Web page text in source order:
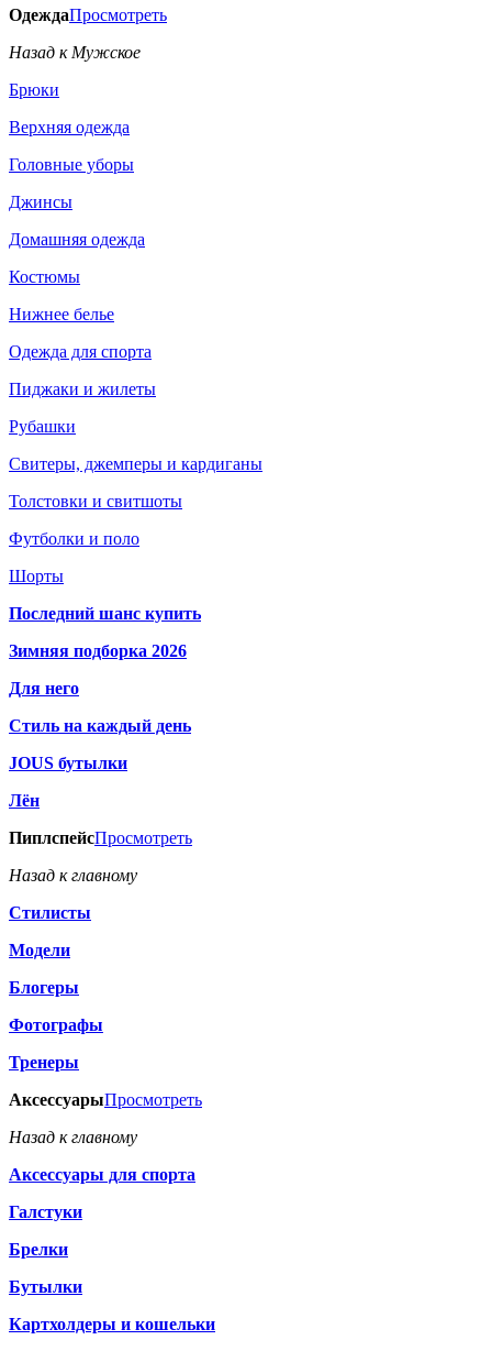
ОдеждаПросмотреть
Назад к Мужское
Брюки
Верхняя одежда
Головные уборы
Джинсы
Домашняя одежда
Костюмы
Нижнее белье
Одежда для спорта
Пиджаки и жилеты
Рубашки
Свитеры, джемперы и кардиганы
Толстовки и свитшоты
Футболки и поло
Шорты
Последний шанс купить
Зимняя подборка 2026
Для него
Стиль на каждый день
JOUS бутылки
Лён
ПиплспейсПросмотреть
Назад к главному
Стилисты
Модели
Блогеры
Фотографы
Тренеры
АксессуарыПросмотреть
Назад к главному
Аксессуары для спорта
Галстуки
Брелки
Бутылки
Картхолдеры и кошельки